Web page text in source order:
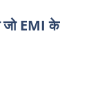
EMI के